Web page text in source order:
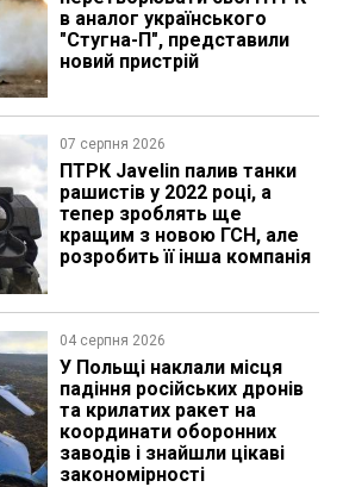
в аналог українського
"Стугна-П", представили
новий пристрій
07 серпня 2026
ПТРК Javelin палив танки
рашистів у 2022 році, а
тепер зроблять ще
кращим з новою ГСН, але
розробить її інша компанія
04 серпня 2026
У Польщі наклали місця
падіння російських дронів
та крилатих ракет на
координати оборонних
заводів і знайшли цікаві
закономірності